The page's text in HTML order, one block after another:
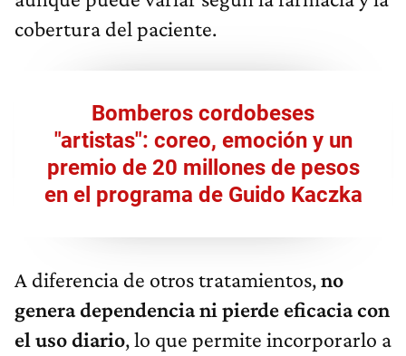
cobertura del paciente.
Bomberos cordobeses
"artistas": coreo, emoción y un
premio de 20 millones de pesos
en el programa de Guido Kaczka
A diferencia de otros tratamientos,no
genera dependencia ni pierde eficacia con
el uso diario, lo que permite incorporarlo a